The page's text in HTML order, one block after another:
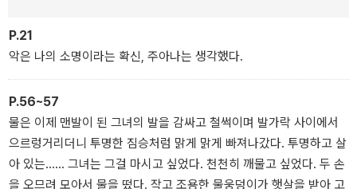
모더니즘 문학보다 더욱 강렬하고 과감하다. 작품 속 사고의 궤적은
의식의 흐름을 극한까지 끌어올린 작품들만큼 위태로운 커브를 그리
고, 리스펙토르의 비유는 우리가 알던 단어들을 생경한 방식으로 충
돌시킨다. 마치 화려한 원색으로 가득한 꿈 또는 무의식 속으로 위험
하리만치 빠르게 빠져드는 듯하다. 작가의 분신이라 할 수 있는 주인
공 주아나는 이 기이한 환상과 현실 속을 고독하게 떠돌다 불현듯 깨
어난다. ‘리스펙토르 문학’이라는 전무후무한 우주는 그 순간 스스로
의 탄생을 선언한 것이다.
P.21
악은 나의 소명이라는 확신, 주아나는 생각했다.
P.56~57
물은 이제 맨발이 된 그녀의 발을 감싸고 철썩이며 발가락 사이에서
으르렁거리더니 투명한 짐승처럼 맑게 맑게 빠져나갔다. 투명하고 살
아 있는…… 그녀는 그걸 마시고 싶었다. 천천히 깨물고 싶었다. 두 손
을 오므려 모아서 물을 떴다. 작고 조용한 물웅덩이가 햇살을 받아 고